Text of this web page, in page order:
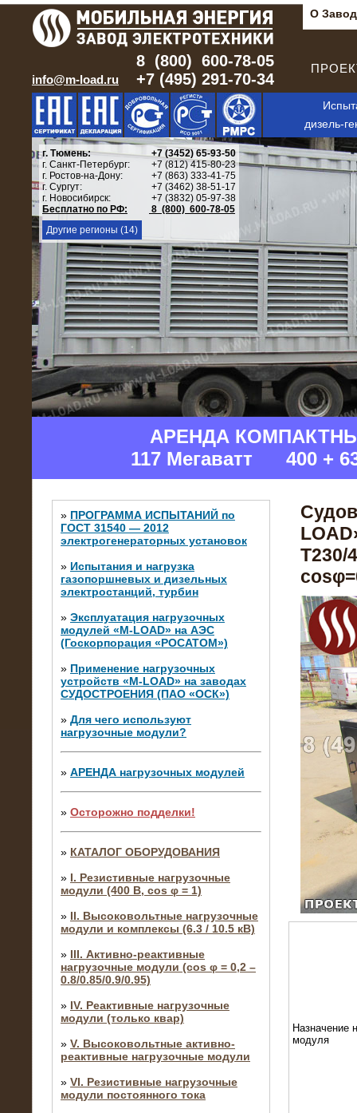
О
info@m-load.ru
8 (800) 600-78-05
+7 (495) 291-70-34
дизель-
г. Тюмень:
+7 (3452) 65-93-50
г. Санкт-Петербург:
+7 (812) 415-80-23
г. Ростов-на-Дону:
+7 (863) 333-41-75
г. Сургут:
+7 (3462) 38-51-17
г. Новосибирск:
+7 (3832) 05-97-38
Бесплатно по РФ:
8 (800) 600-78-05
Другие регионы (14)
АРЕНДА
117 Мегаватт 400 +
» ПРОГРАММА ИСПЫТАНИЙ по
ГОСТ 31540 — 2012
электрогенераторных установок
» Испытания и нагрузка
газопоршневых и дизельных
электростанций, турбин
» Эксплуатация нагрузочных
модулей «M-LOAD» на АЭС
(Госкорпорация «РОСАТОМ»)
» Применение нагрузочных
устройств «M-LOAD» на заводах
СУДОСТРОЕНИЯ (ПАО «ОСК»)
» Для чего используют
нагрузочные модули?
» АРЕНДА нагрузочных модулей
» Осторожно подделки!
» КАТАЛОГ ОБОРУДОВАНИЯ
» I. Резистивные нагрузочные
модули (400 В, cos φ = 1)
» II. Высоковольтные нагрузочные
модули и комплексы (6.3 / 10.5 кВ)
» III. Активно-реактивные
нагрузочные модули (cos φ = 0,2 –
0.8/0.85/0.9/0.95)
» IV. Реактивные нагрузочные
модули (только квар)
» V. Высоковольтные активно-
реактивные нагрузочные модули
» VI. Резистивные нагрузочные
модули постоянного тока
Т230/
Назначение
модуля